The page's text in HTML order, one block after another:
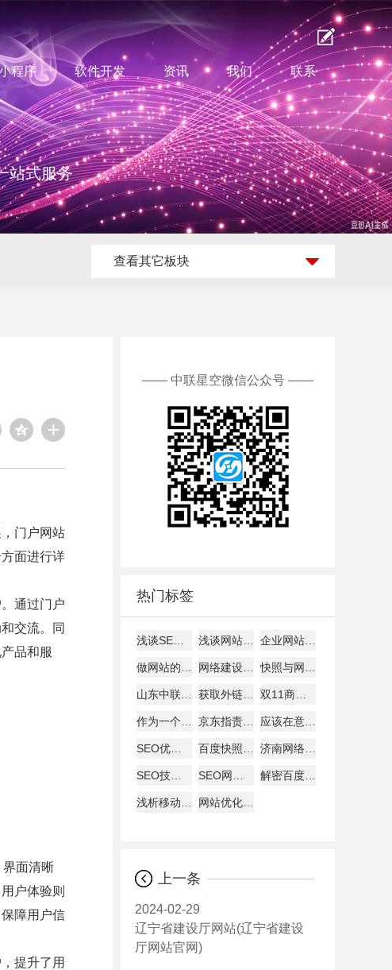
程序 软件开发 资讯 我们 联系
站式服务
查看其它板块
门户网站
面进行详
通过门户
交流。同
品和服
界面清晰
户体验则
障用户信
提升了用
—— 中联星空微信公众号 ——
热门标签
上一条
2024-02-29
辽宁省建设厅网站(辽宁省建设
厅网站官网)